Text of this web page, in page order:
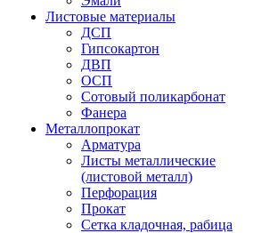
Листовые материалы
ДСП
Гипсокартон
ДВП
ОСП
Сотовый поликарбонат
Фанера
Металлопрокат
Арматура
Листы металлические
(листовой металл)
Перфорация
Прокат
Сетка кладочная, рабица